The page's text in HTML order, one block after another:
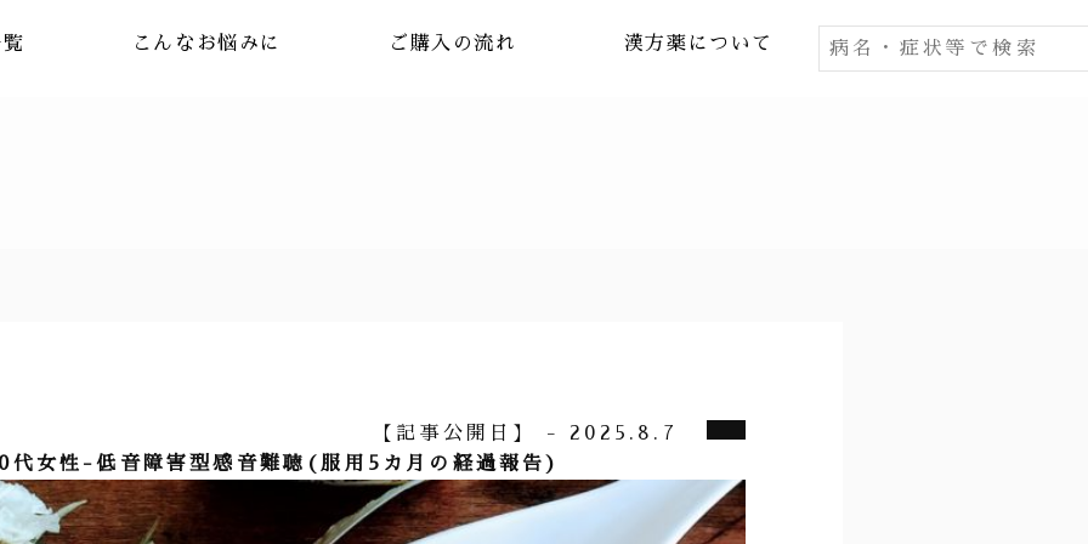
こんなお悩みに ご購入の流れ 漢方薬について
【記事公開日】 - 2025.8.7
代女性-低音障害型感音難聴(服用5カ月の経過報告)